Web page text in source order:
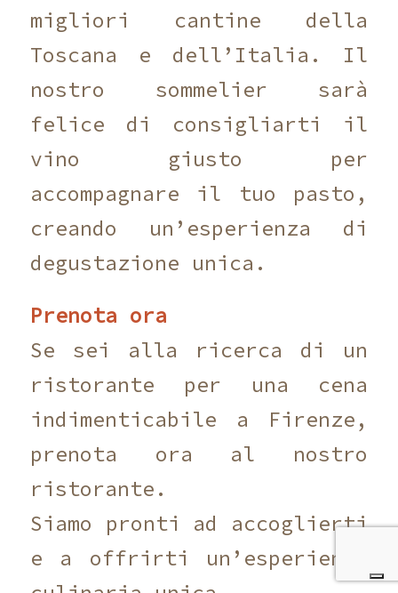
migliori cantine della
Toscana e dell’Italia. Il
nostro sommelier sarà
felice di consigliarti il
vino giusto per
accompagnare il tuo pasto,
creando un’esperienza di
degustazione unica.
Prenota ora
Se sei alla ricerca di un
ristorante per una cena
indimenticabile a Firenze,
prenota ora al nostro
ristorante.
Siamo pronti ad accoglierti
e a offrirti un’esperienza